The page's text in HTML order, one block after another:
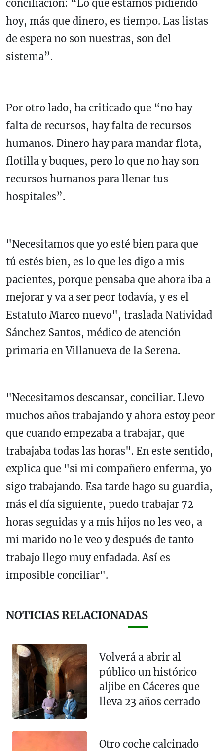
conciliación: “Lo que estamos pidiendo
hoy, más que dinero, es tiempo. Las listas
de espera no son nuestras, son del
sistema”.
Por otro lado, ha criticado que “no hay
falta de recursos, hay falta de recursos
humanos. Dinero hay para mandar flota,
flotilla y buques, pero lo que no hay son
recursos humanos para llenar tus
hospitales”.
"Necesitamos que yo esté bien para que
tú estés bien, es lo que les digo a mis
pacientes, porque pensaba que ahora iba a
mejorar y va a ser peor todavía, y es el
Estatuto Marco nuevo", traslada Natividad
Sánchez Santos, médico de atención
primaria en Villanueva de la Serena.
"Necesitamos descansar, conciliar. Llevo
muchos años trabajando y ahora estoy peor
que cuando empezaba a trabajar, que
trabajaba todas las horas". En este sentido,
explica que "si mi compañero enferma, yo
sigo trabajando. Esa tarde hago su guardia,
más el día siguiente, puedo trabajar 72
horas seguidas y a mis hijos no les veo, a
mi marido no le veo y después de tanto
trabajo llego muy enfadada. Así es
imposible conciliar".
NOTICIAS RELACIONADAS
Volverá a abrir al
público un histórico
aljibe en Cáceres que
lleva 23 años cerrado
Otro coche calcinado